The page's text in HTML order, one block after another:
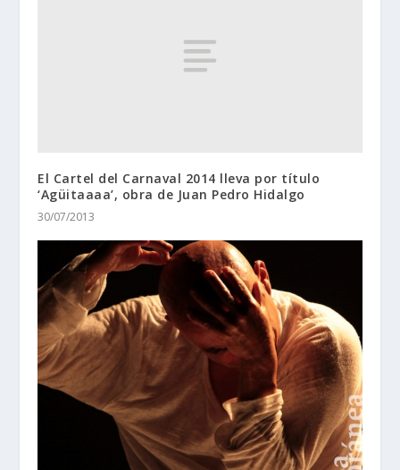
El Cartel del Carnaval 2014 lleva por título
‘Agüitaaaa’, obra de Juan Pedro Hidalgo
30/07/2013